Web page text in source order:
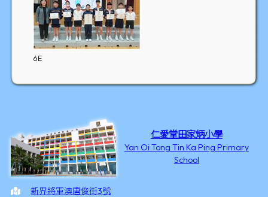
6E
仁愛堂田家炳小學
Yan Oi Tong Tin Ka Ping Primary
School
新界將軍澳唐俊街3號